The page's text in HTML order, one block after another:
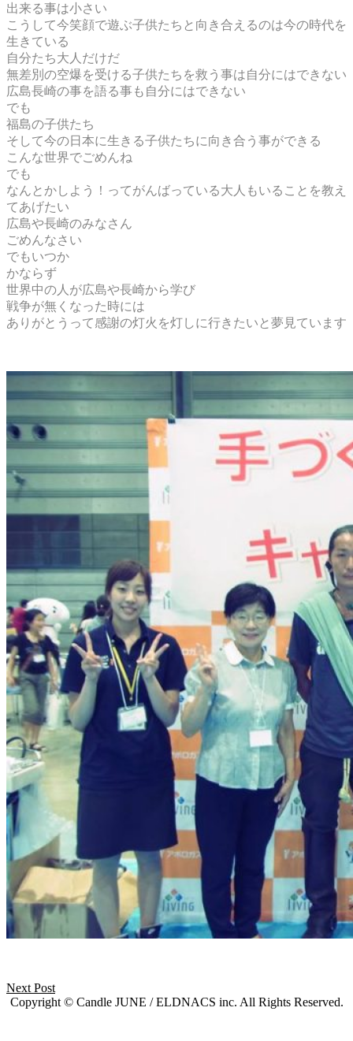
出来る事は小さい
こうして今笑顔で遊ぶ子供たちと向き合えるのは今の時代を
生きている
自分たち大人だけだ
無差別の空爆を受ける子供たちを救う事は自分にはできない
広島長崎の事を語る事も自分にはできない
でも
福島の子供たち
そして今の日本に生きる子供たちに向き合う事ができる
こんな世界でごめんね
でも
なんとかしよう！ってがんばっている大人もいることを教え
てあげたい
広島や長崎のみなさん
ごめんなさい
でもいつか
かならず
世界中の人が広島や長崎から学び
戦争が無くなった時には
ありがとうって感謝の灯火を灯しに行きたいと夢見ています
Next Post
Copyright © Candle JUNE / ELDNACS inc. All Rights Reserved.